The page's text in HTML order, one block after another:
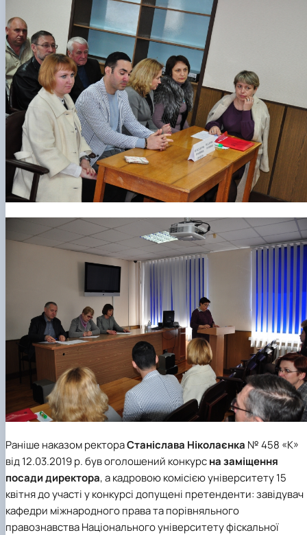
Раніше наказом ректораСтаніслава Ніколаєнка № 458 «К»
від 12.03.2019 р. був оголошений конкурсна заміщення
посади директора, а кадровою комісією університету 15
квітня до участі у конкурсі допущені претенденти: завідувач
кафедри міжнародного права та порівняльного
правознавстваНаціонального університету фіскальної